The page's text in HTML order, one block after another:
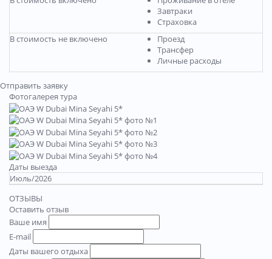
Завтраки
Страховка
В стоимость не включено
Проезд
Трансфер
Личные расходы
Отправить заявку
Фотогалерея тура
Даты выезда
Июль/2026
ОТЗЫВЫ
Оставить отзыв
Ваше имя
E-mail
Даты вашего отдыха